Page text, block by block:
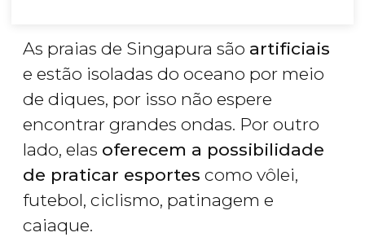
As praias de Singapura são artificiais
e estão isoladas do oceano por meio
de diques, por isso não espere
encontrar grandes ondas. Por outro
lado, elas oferecem a possibilidade
de praticar esportes como vôlei,
futebol, ciclismo, patinagem e
caiaque.